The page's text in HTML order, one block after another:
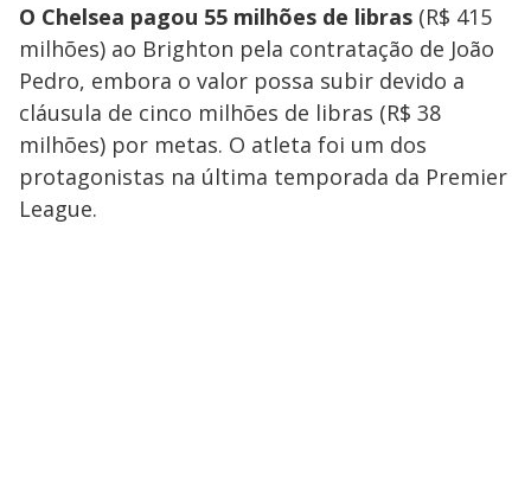
O Chelsea pagou 55 milhões de libras (R$ 415
milhões) ao Brighton pela contratação de João
Pedro, embora o valor possa subir devido a
cláusula de cinco milhões de libras (R$ 38
milhões) por metas. O atleta foi um dos
protagonistas na última temporada da Premier
League.